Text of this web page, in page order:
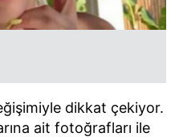
dikkat çekiyor.
ait fotoğrafları ile